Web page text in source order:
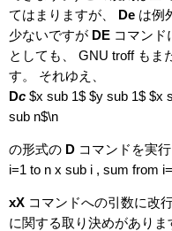
てはまりますが、 De は例
少ないですが DE コマンド
としても、 GNU troff もま
す。 それゆえ、
Dc $x sub 1$ $y sub 1$ $x
sub n$\n
の形式の D コマンドを実
i=1 to n x sub i , sum from
xX コマンドへの引数に改
に関する取り決めがありま